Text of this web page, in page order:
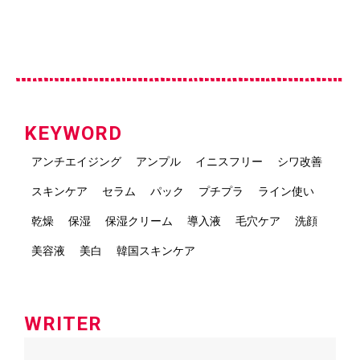
KEYWORD
アンチエイジング アンプル イニスフリー シワ改善
スキンケア セラム パック プチプラ ライン使い
乾燥 保湿 保湿クリーム 導入液 毛穴ケア 洗顔
美容液 美白 韓国スキンケア
WRITER